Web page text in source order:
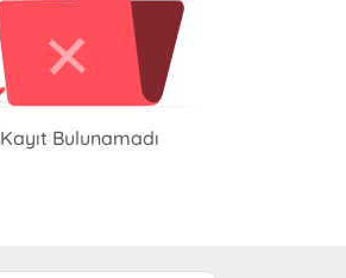
Kayıt Bulunamadı